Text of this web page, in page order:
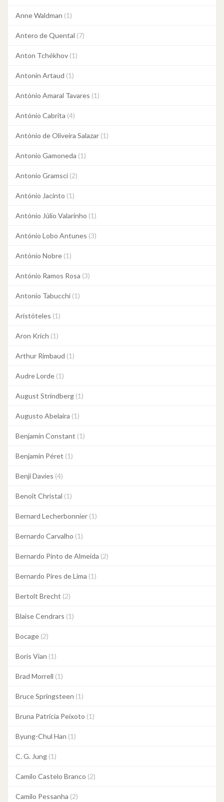
Anne Waldman (1)
Antero de Quental (7)
Anton Tchékhov (1)
Antonin Artaud (1)
António Amaral Tavares (1)
António Cabrita (4)
António de Oliveira Salazar (1)
Antonio Gamoneda (1)
Antonio Gramsci (2)
António Jacinto (1)
António Júlio Valarinho (1)
António Lobo Antunes (3)
António Nobre (1)
António Ramos Rosa (3)
Antonio Tabucchi (1)
Aristóteles (1)
Aron Krich (1)
Arthur Rimbaud (1)
Audre Lorde (1)
August Strindberg (1)
Augusto Abelaira (1)
Benjamin Constant (1)
Benjamin Péret (1)
Benji Davies (4)
Benoît Christal (1)
Bernard Lecherbonnier (1)
Bernardo Carvalho (1)
Bernardo Pinto de Almeida (2)
Bernardo Pires de Lima (1)
Bertolt Brecht (2)
Blaise Cendrars (1)
Bocage (2)
Boris Vian (1)
Brad Morrell (1)
Bruce Springsteen (1)
Bruna Patrícia Peixoto (1)
Byung-Chul Han (1)
C. G. Jung (1)
Camilo Castelo Branco (2)
Camilo Pessanha (2)